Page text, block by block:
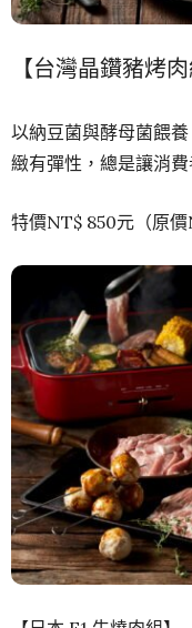
【台灣晶鑽豬烤肉
以納豆菌與酵母菌餵
緻有彈性，總是讓消費
特價NT$ 850元（原價